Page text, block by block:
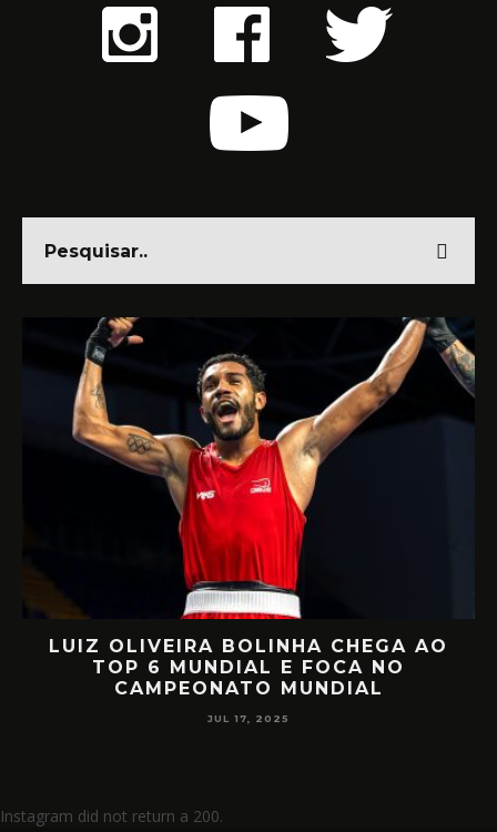
AO
RETORNO EM ALTO NÍVEL: RAFA
MIILLER E PATTY DIAZ DE VOLTA
CIRCUITO MUNDIAL
JUL 17, 2025
Instagram did not return a 200.